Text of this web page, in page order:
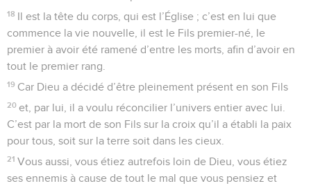
18 Il est la tête du corps, qui est l’Église ; c’est en lui que
commence la vie nouvelle, il est le Fils premier-né, le
premier à avoir été ramené d’entre les morts, afin d’avoir en
tout le premier rang.
19 Car Dieu a décidé d’être pleinement présent en son Fils
20 et, par lui, il a voulu réconcilier l’univers entier avec lui.
C’est par la mort de son Fils sur la croix qu’il a établi la paix
pour tous, soit sur la terre soit dans les cieux.
21 Vous aussi, vous étiez autrefois loin de Dieu, vous étiez
ses ennemis à cause de tout le mal que vous pensiez et